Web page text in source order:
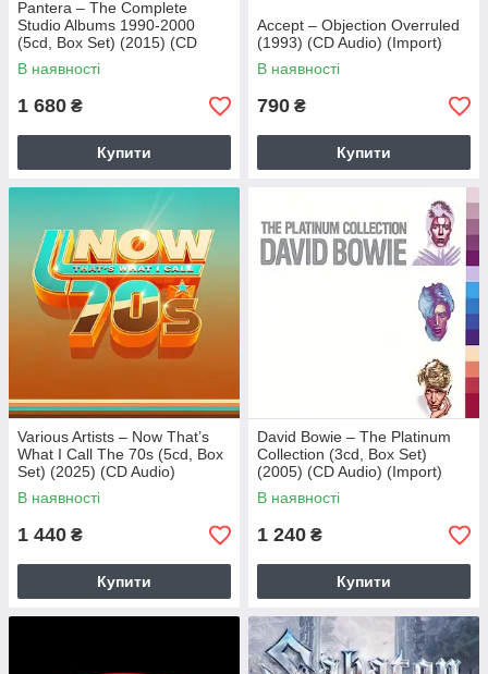
Pantera – The Complete
Studio Albums 1990-2000
(5cd, Box Set) (2015) (CD
Audio) (Import)
В наявності
1 680 ₴
Купити
Accept – Objection Overruled
(1993) (CD Audio) (Import)
В наявності
790 ₴
Купити
Various Artists – Now That’s
What I Call The 70s (5cd, Box
Set) (2025) (CD Audio)
(Import)
В наявності
1 440 ₴
Купити
David Bowie – The Platinum
Collection (3cd, Box Set)
(2005) (CD Audio) (Import)
В наявності
1 240 ₴
Купити